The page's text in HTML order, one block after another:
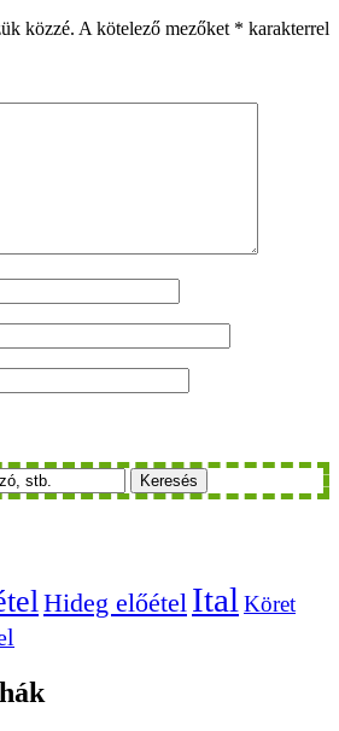
közzé. A kötelező mezőket * karakterrel
Keresés
Hideg előétel Ital Köret